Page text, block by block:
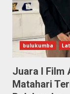
bulukumba
Juara I Film
Matahari